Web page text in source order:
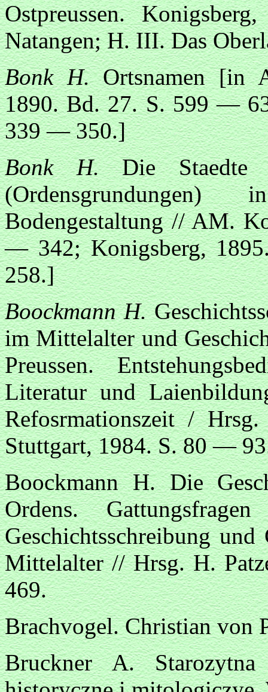
Ostpreussen.
Natangen; H. III. Das
Bonk H.Ortsnamen [in
1890. Bd. 27. S. 599 —
339 — 350.]
Bonk H.Die Staedte
Bodengestaltung // AM.
— 342; Konigsberg,
258.]
Boockmann H.
im Mittelalter und
Preussen.
Literatur und
Refosrmationszeit /
Stuttgart, 1984. S. 80 —
Boockmann H. Die
Ordens.
Geschichtsschreibung und
Mittelalter // Hrsg. H.
469.
Brachvogel. Christian von
Bruckner A.